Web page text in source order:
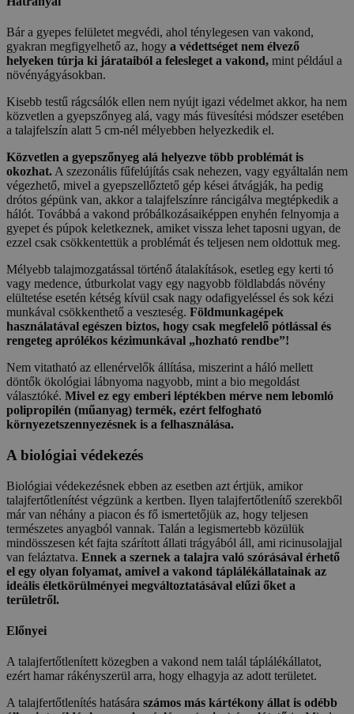
Bár a gyepes felületet megvédi, ahol ténylegesen van vakond,
gyakran megfigyelhető az, hogy a védettséget nem élvező
helyeken túrja ki járataiból a felesleget a vakond, mint például a
növényágyásokban.
Kisebb testű rágcsálók ellen nem nyújt igazi védelmet akkor, ha nem
közvetlen a gyepszőnyeg alá, vagy más füvesítési módszer esetében
a talajfelszín alatt 5 cm-nél mélyebben helyezkedik el.
Közvetlen a gyepszőnyeg alá helyezve több problémát is
okozhat. A szezonális fűfelújítás csak nehezen, vagy egyáltalán nem
végezhető, mivel a gyepszellőztető gép kései átvágják, ha pedig
drótos gépünk van, akkor a talajfelszínre ráncigálva megtépkedik a
hálót. Továbbá a vakond próbálkozásaiképpen enyhén felnyomja a
gyepet és púpok keletkeznek, amiket vissza lehet taposni ugyan, de
ezzel csak csökkentettük a problémát és teljesen nem oldottuk meg.
Mélyebb talajmozgatással történő átalakítások, esetleg egy kerti tó
vagy medence, útburkolat vagy egy nagyobb földlabdás növény
elültetése esetén kétség kívül csak nagy odafigyeléssel és sok kézi
munkával csökkenthető a veszteség. Földmunkagépek
használatával egészen biztos, hogy csak megfelelő pótlással és
rengeteg aprólékos kézimunkával „hozható rendbe”!
Nem vitatható az ellenérvelők állítása, miszerint a háló mellett
döntők ökológiai lábnyoma nagyobb, mint a bio megoldást
választóké. Mivel ez egy emberi léptékben mérve nem lebomló
polipropilén (műanyag) termék, ezért felfogható
környezetszennyezésnek is a felhasználása.
A biológiai védekezés
Biológiai védekezésnek ebben az esetben azt értjük, amikor
talajfertőtlenítést végzünk a kertben. Ilyen talajfertőtlenítő szerekből
már van néhány a piacon és fő ismertetőjük az, hogy teljesen
természetes anyagból vannak. Talán a legismertebb közülük
mindösszesen két fajta szárított állati trágyából áll, ami ricinusolajjal
van feláztatva. Ennek a szernek a talajra való szórásával érhető
el egy olyan folyamat, amivel a vakond táplálékállatainak az
ideális életkörülményei megváltoztatásával elűzi őket a
területről.
Előnyei
A talajfertőtlenített közegben a vakond nem talál táplálékállatot,
ezért hamar rákényszerül arra, hogy elhagyja az adott területet.
A talajfertőtlenítés hatására számos más kártékony állat is odébb